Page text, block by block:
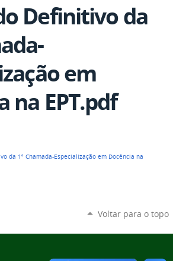
Definitivo da
em
na EPT.pdf
da 1ª Chamada-Especialização em Docência na
Voltar para o topo